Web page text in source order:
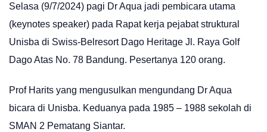
Selasa (9/7/2024) pagi Dr Aqua jadi pembicara utama
(keynotes speaker) pada Rapat kerja pejabat struktural
Unisba di Swiss-Belresort Dago Heritage Jl. Raya Golf
Dago Atas No. 78 Bandung. Pesertanya 120 orang.
Prof Harits yang mengusulkan mengundang Dr Aqua
bicara di Unisba. Keduanya pada 1985 – 1988 sekolah di
SMAN 2 Pematang Siantar.